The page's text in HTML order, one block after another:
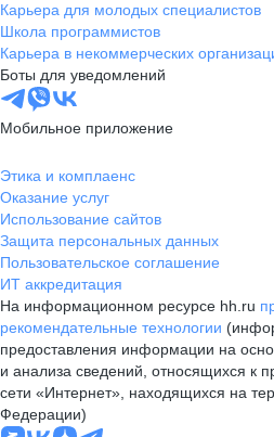
Карьера для молодых специалистов
Школа программистов
Карьера в некоммерческих
Боты для уведомлений
Мобильное приложение
Этика и комплаенс
Оказание услуг
Использование сайтов
Защита персональных данных
Пользовательское соглашение
ИТ аккредитация
На информационном ресурсе hh.ru
рекомендательные технологии
предоставления информации на
и анализа сведений, относящихся к
сети «Интернет», находящихся на
Федерации)